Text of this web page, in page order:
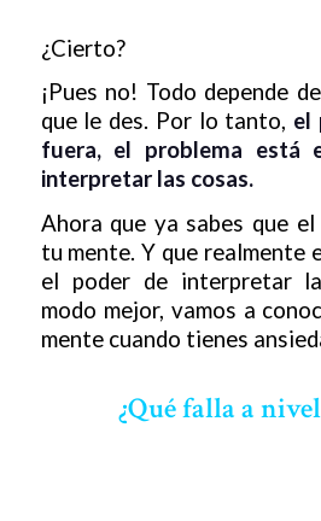
¿Cierto?
¡Pues no! Todo depende
que le des. Por lo tanto, el
fuera, el problema está
interpretar las cosas.
Ahora que ya sabes que
tu mente. Y que realmente
el poder de interpretar
modo mejor, vamos a
mente cuando tienes
¿Qué falla a